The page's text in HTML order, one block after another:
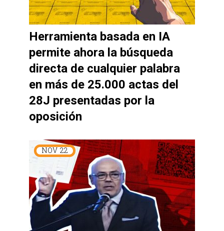
Herramienta basada en IA
permite ahora la búsqueda
directa de cualquier palabra
en más de 25.000 actas del
28J presentadas por la
oposición
NOV 22